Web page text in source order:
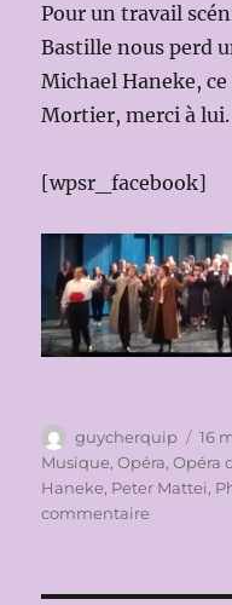
Pour un travail
Bastille nous perd
Michael Haneke,
Mortier, merci à lui.
[wpsr_facebook]
Auteur
guycherquip
le
16
Musique,Opéra,Opéra
Haneke, Peter Mattei,
commentairesur